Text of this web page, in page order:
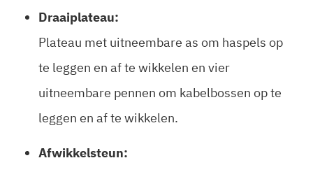
Draaiplateau:
Plateau met uitneembare as om haspels op
te leggen en af te wikkelen en vier
uitneembare pennen om kabelbossen op te
leggen en af te wikkelen.
Afwikkelsteun: